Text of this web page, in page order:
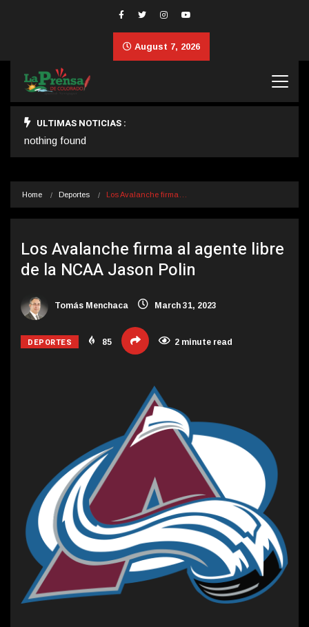
August 7, 2026
ULTIMAS NOTICIAS :
nothing found
Home Deportes Los Avalanche firma…
Los Avalanche firma al agente libre
de la NCAA Jason Polin
Tomás Menchaca March 31, 2023
DEPORTES 85 2 minute read